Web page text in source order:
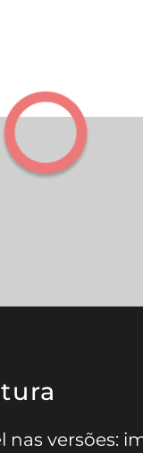
nas versões: